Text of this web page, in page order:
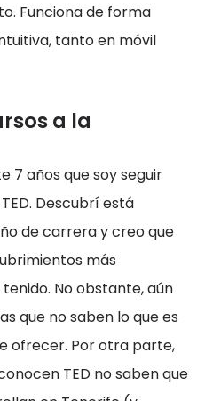
Funciona de forma
tanto en móvil
a la
7 años que soy seguir
Descubrí está
de carrera y creo que
más
No obstante, aún
que no saben lo que es
ofrecer. Por otra parte,
TED no saben que